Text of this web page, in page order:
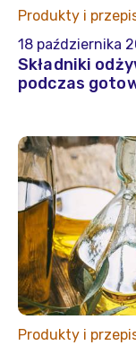
Produkty i
18 października
Składniki
podczas
Produkty i